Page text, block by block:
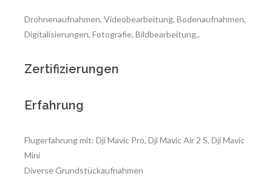
Drohnenaufnahmen, Videobearbeitung, Bodenaufnahmen,
Digitalisierungen, Fotografie, Bildbearbeitung,.
Zertifizierungen
Erfahrung
Flugerfahrung mit: Dji Mavic Pro, Dji Mavic Air 2 S, Dji Mavic
Mini
Diverse Grundstückaufnahmen